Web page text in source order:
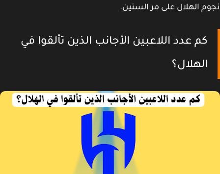
الهلال على مر السنين.
كم عدد اللاعبين الأجانب الذين تألقوا في
الهلال؟